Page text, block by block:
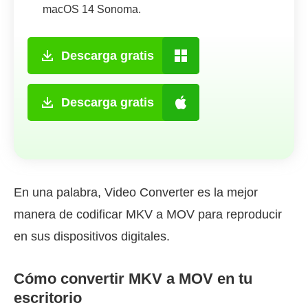
macOS 14 Sonoma.
Descarga gratis
Descarga gratis
En una palabra, Video Converter es la mejor
manera de codificar MKV a MOV para reproducir
en sus dispositivos digitales.
Cómo convertir MKV a MOV en tu
escritorio